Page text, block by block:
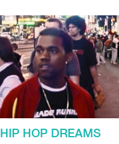
HIP HOP DREAMS